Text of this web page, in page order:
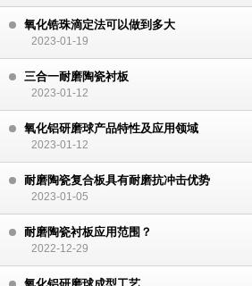
氧化锆珠滴定法可以做到多大
2023-01-19
三合一耐磨陶瓷衬板
2023-01-12
氧化铝研磨球产品特性及应用领域
2023-01-12
耐磨陶瓷复合板具有耐磨抗冲击优势
2023-01-05
耐磨陶瓷衬板应用范围？
2022-12-29